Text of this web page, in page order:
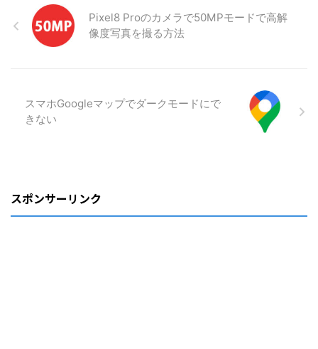
Pixel8 Proのカメラで50MPモードで高解
像度写真を撮る方法
スマホGoogleマップでダークモードにで
きない
スポンサーリンク